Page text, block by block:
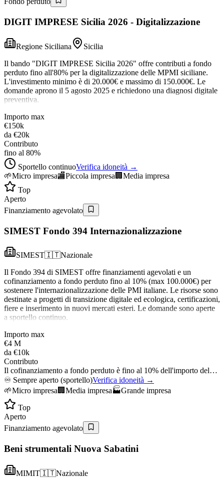
DIGIT IMPRESE Sicilia 2026 - Digitalizzazione
Regione Siciliana
Sicilia
Il bando "DIGIT IMPRESE Sicilia 2026" offre contributi a fondo
perduto fino all'80% per la digitalizzazione delle MPMI siciliane.
L'investimento minimo è di 20.000€ e massimo di 150.000€. Le
domande aprono il 5 agosto 2025 e richiedono una diagnosi digitale
preventiva.
Importo max
€150k
da €20k
Contributo
fino al 80%
Sportello continuoVerifica idoneità →
🌱Micro impresa🏬Piccola impresa 🏢 Media impresa
Top
Aperto
Finanziamento agevolato
SIMEST Fondo 394 Internazionalizzazione
SIMEST🇮🇹Nazionale
Il Fondo 394 di SIMEST offre finanziamenti agevolati e un
cofinanziamento a fondo perduto fino al 10% (max 100.000€) per
sostenere l'internazionalizzazione delle PMI italiane. Le risorse sono
destinate a progetti di transizione digitale ed ecologica, certificazioni,
fiere e inserimento in nuovi mercati esteri. Le domande sono aperte
a sportello continuo.
Importo max
€4 M
da €10k
Contributo
Il cofinanziamento a fondo perduto è fino al 10% dell'importo del…
♾️ Sempre aperto (sportello)Verifica idoneità →
🌱Micro impresa 🏢 Media impresa🏭Grande impresa
Top
Aperto
Finanziamento agevolato
Beni strumentali Nuova Sabatini
MIMIT🇮🇹Nazionale